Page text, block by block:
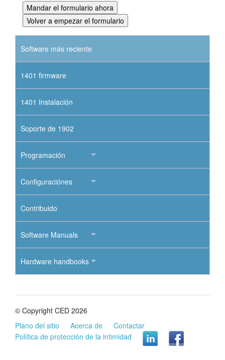
Software más reciente
1401 firmware
1401 Instalación
Soporte de 1902
Programación
Configuraciónes
Contribuido
Software Manuals
Hardware handbooks
© Copyright CED 2026
Plano del sitio
Acerca de
Contactar
Política de protección de la intimidad